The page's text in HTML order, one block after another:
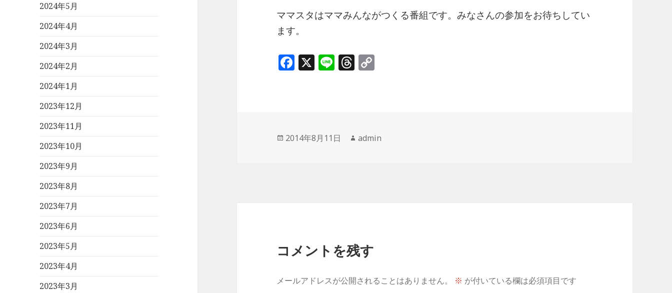
2024年5月
2024年4月
2024年3月
2024年2月
2024年1月
2023年12月
2023年11月
2023年10月
2023年9月
2023年8月
2023年7月
2023年6月
2023年5月
2023年4月
2023年3月
ママスタはママみんながつくる番組です。みなさんの参加をお待ちしてい
ます。
F
o
X Li T
d n
投
2014年8月11日
作
admin
コメントを残す
メールアドレスが公開されることはありません。 ※ が付いている欄は必須項目です